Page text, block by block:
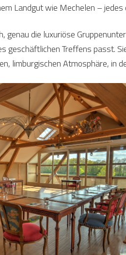
Landgut wie Mechelen –
genau die luxuriöse
geschäftlichen Treffens passt.
limburgischen Atmosphäre, in